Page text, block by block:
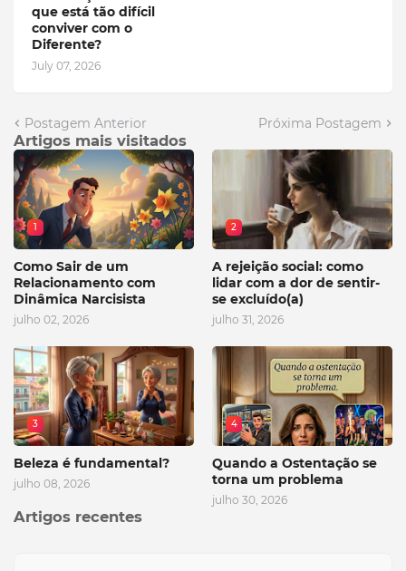
que está tão difícil
conviver com o
Diferente?
July 07, 2026
Postagem Anterior Próxima Postagem
Artigos mais visitados
1
Como Sair de um
Relacionamento com
Dinâmica Narcisista
julho 02, 2026
2
A rejeição social: como
lidar com a dor de sentir-
se excluído(a)
julho 31, 2026
3
Beleza é fundamental?
julho 08, 2026
4
Quando a Ostentação se
torna um problema
julho 30, 2026
Artigos recentes